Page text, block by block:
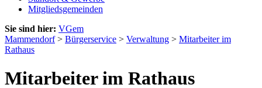
Mitgliedsgemeinden
Sie sind hier: VGem
Mammendorf> Bürgerservice > Verwaltung > Mitarbeiter im
Rathaus
Mitarbeiter im Rathaus